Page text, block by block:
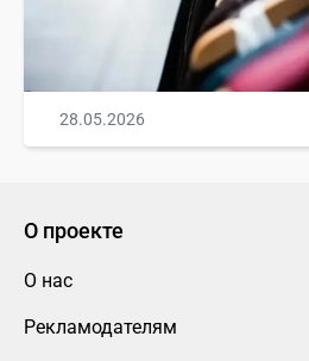
28.05.2026
О проекте
О нас
Рекламодателям